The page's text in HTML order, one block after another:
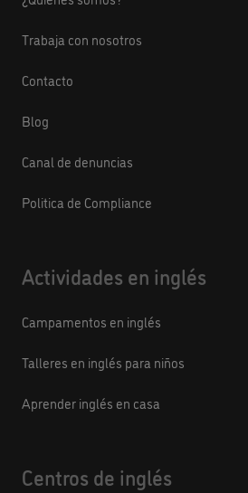
Trabaja con nosotros
Contacto
Blog
Canal de denuncias
Politica de Compliance
Actividades en inglés
Campamentos en inglés
Talleres en inglés para niños
Aprender inglés en casa
Centros de inglés